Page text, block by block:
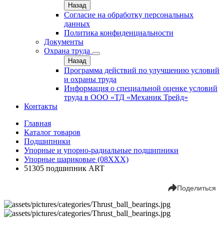
Назад
Согласие на обработку персональных
данных
Политика конфиденциальности
Документы
Охрана труда
Назад
Программа действий по улучшению условий
и охраны труда
Информация о специальной оценке условий
труда в ООО «ТД «Механик Трейд»
Контакты
Главная
Каталог товаров
Подшипники
Упорные и упорно-радиальные подшипники
Упорные шариковые (08XXX)
51305 подшипник ART
Поделиться